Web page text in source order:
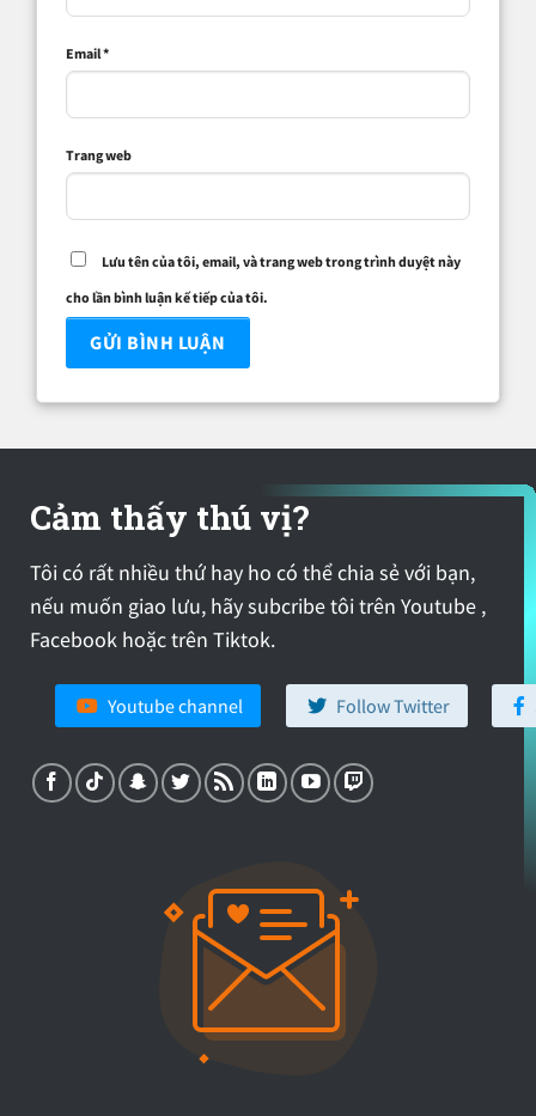
Email*
Trang web
Lưu tên của tôi, email, và trang web trong trình duyệt này
cho lần bình luận kế tiếp của tôi.
Cảm thấy thú vị?
Tôi có rất nhiều thứ hay ho có thể chia sẻ với bạn,
nếu muốn giao lưu, hãy subcribe tôi trên Youtube ,
Facebook hoặc trên Tiktok.
Youtube channel Follow Twitter